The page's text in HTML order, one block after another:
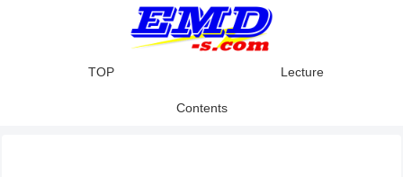
TOP Lecture
Contents